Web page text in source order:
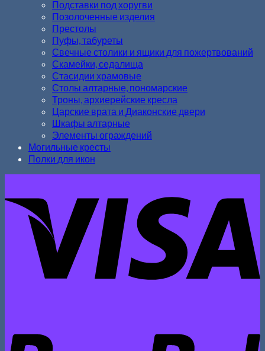
Подставки под хоругви
Позолоченные изделия
Престолы
Пуфы, табуреты
Свечные столики и ящики для пожертвований
Скамейки, седалища
Стасидии храмовые
Столы алтарные, пономарские
Троны, архиерейские кресла
Царские врата и Диаконские двери
Шкафы алтарные
Элементы ограждений
Могильные кресты
Полки для икон